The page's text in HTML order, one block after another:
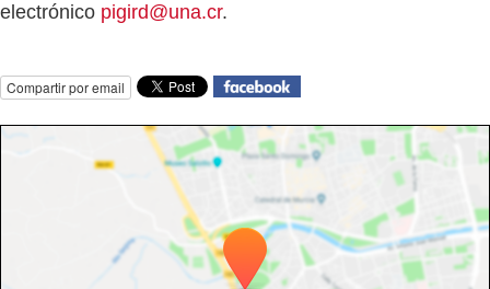
electrónico pigird@una.cr.
Compartir por email